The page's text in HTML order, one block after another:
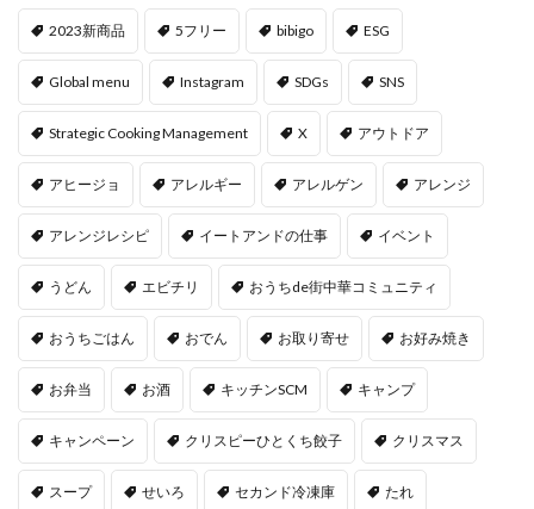
2023新商品 5フリー bibigo ESG
Global menu Instagram SDGs SNS
Strategic Cooking Management X アウトドア
アヒージョ アレルギー アレルゲン アレンジ
アレンジレシピ イートアンドの仕事 イベント
うどん エビチリ おうちde街中華コミュニティ
おうちごはん おでん お取り寄せ お好み焼き
お弁当 お酒 キッチンSCM キャンプ
キャンペーン クリスピーひとくち餃子 クリスマス
スープ せいろ セカンド冷凍庫 たれ